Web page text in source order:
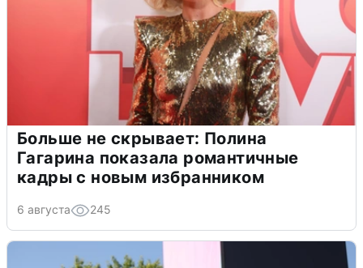
Больше не скрывает: Полина
Гагарина показала романтичные
кадры с новым избранником
6 августа 245